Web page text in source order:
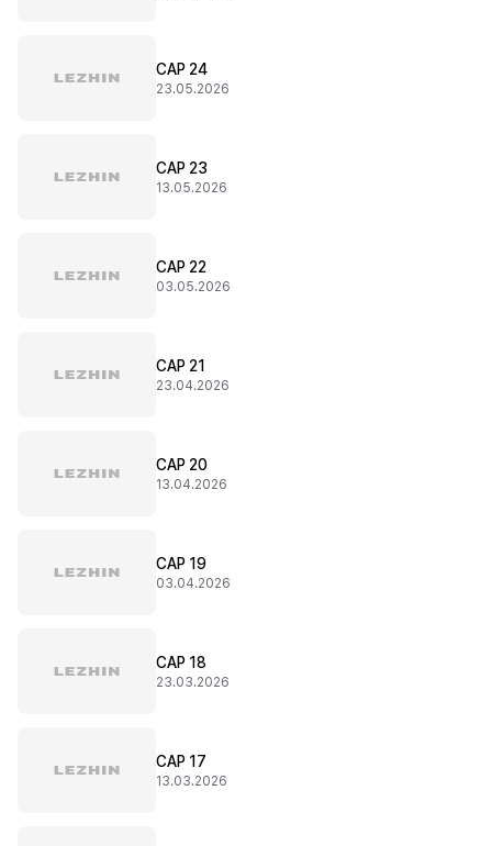
CAP 24
23.05.2026
CAP 23
13.05.2026
CAP 22
03.05.2026
CAP 21
23.04.2026
CAP 20
13.04.2026
CAP 19
03.04.2026
CAP 18
23.03.2026
CAP 17
13.03.2026